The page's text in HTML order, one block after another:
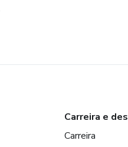
Carreira e
Carreira